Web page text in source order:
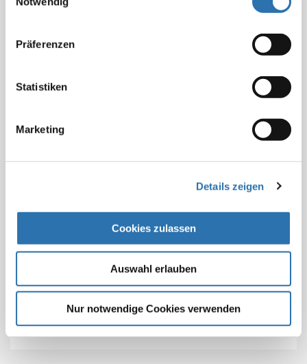
Präferenzen
Statistiken
Marketing
Details zeigen
Cookies zulassen
Auswahl erlauben
Nur notwendige Cookies verwenden
Bevölkerungsgruppen“, forderte Reinhardt.
Die Praxen hätten bis Ende März ihre Bestellungen für
eingereicht. „Weil wir aufgrund der Corona-Pandemie
nicht genau vorhersagen können, welche Intensität die
Impfstoffdosen mit einkalkulieren“, so der Präsident
Zur Übersicht